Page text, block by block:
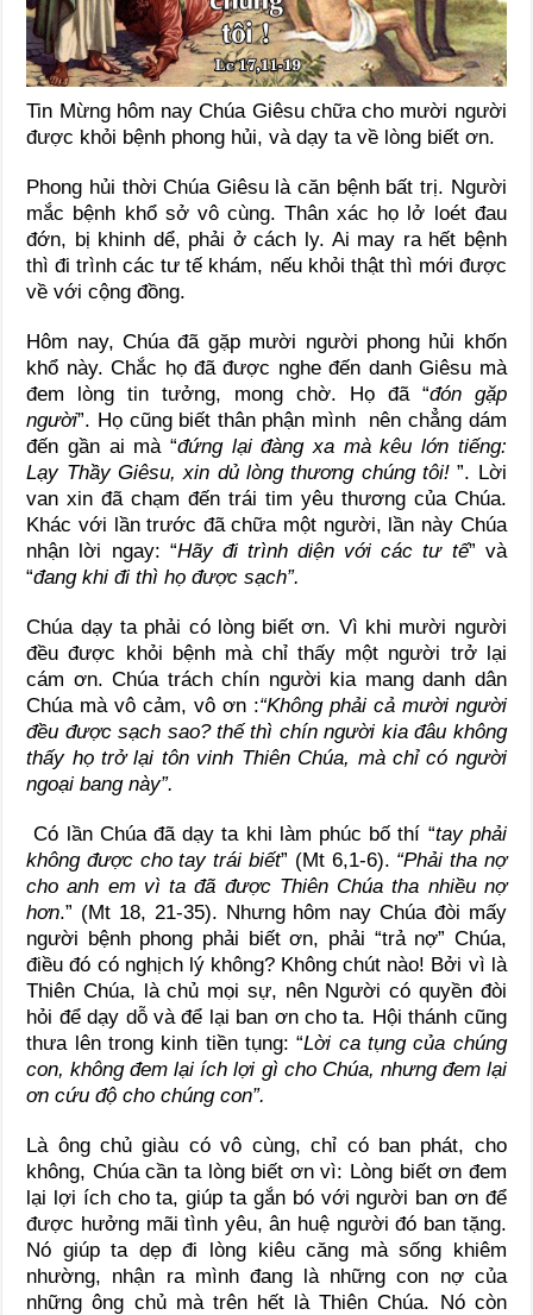
Tin Mừng hôm nay Chúa Giêsu chữa cho mười người
được khỏi bệnh phong hủi, và dạy ta về lòng biết ơn.
Phong hủi thời Chúa Giêsu là căn bệnh bất trị. Người
mắc bệnh khổ sở vô cùng. Thân xác họ lở loét đau
đớn, bị khinh dể, phải ở cách ly. Ai may ra hết bệnh
thì đi trình các tư tế khám, nếu khỏi thật thì mới được
về với cộng đồng.
Hôm nay, Chúa đã gặp mười người phong hủi khốn
khổ này. Chắc họ đã được nghe đến danh Giêsu mà
đem lòng tin tưởng, mong chờ. Họ đã “đón gặp
người”. Họ cũng biết thân phận mình nên chẳng dám
đến gần ai mà “đứng lại đàng xa mà kêu lớn tiếng:
Lạy Thầy Giêsu, xin dủ lòng thương chúng tôi! ”. Lời
van xin đã chạm đến trái tim yêu thương của Chúa.
Khác với lần trước đã chữa một người, lần này Chúa
nhận lời ngay: “Hãy đi trình diện với các tư tế” và
“đang khi đi thì họ được sạch”.
Chúa dạy ta phải có lòng biết ơn. Vì khi mười người
đều được khỏi bệnh mà chỉ thấy một người trở lại
cám ơn. Chúa trách chín người kia mang danh dân
Chúa mà vô cảm, vô ơn :“Không phải cả mười người
đều được sạch sao? thế thì chín người kia đâu không
thấy họ trở lại tôn vinh Thiên Chúa, mà chỉ có người
ngoại bang này”.
Có lần Chúa đã dạy ta khi làm phúc bố thí “tay phải
không được cho tay trái biết” (Mt 6,1-6). “Phải tha nợ
cho anh em vì ta đã được Thiên Chúa tha nhiều nợ
hơn.” (Mt 18, 21-35). Nhưng hôm nay Chúa đòi mấy
người bệnh phong phải biết ơn, phải “trả nợ” Chúa,
điều đó có nghịch lý không? Không chút nào! Bởi vì là
Thiên Chúa, là chủ mọi sự, nên Người có quyền đòi
hỏi để dạy dỗ và để lại ban ơn cho ta. Hội thánh cũng
thưa lên trong kinh tiền tụng: “Lời ca tụng của chúng
con, không đem lại ích lợi gì cho Chúa, nhưng đem lại
ơn cứu độ cho chúng con”.
Là ông chủ giàu có vô cùng, chỉ có ban phát, cho
không, Chúa cần ta lòng biết ơn vì: Lòng biết ơn đem
lại lợi ích cho ta, giúp ta gắn bó với người ban ơn để
được hưởng mãi tình yêu, ân huệ người đó ban tặng.
Nó giúp ta dẹp đi lòng kiêu căng mà sống khiêm
nhường, nhận ra mình đang là những con nợ của
những ông chủ mà trên hết là Thiên Chúa. Nó còn